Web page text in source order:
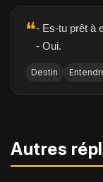
❝- Es-tu prêt à
- Oui.
Destin
Autres